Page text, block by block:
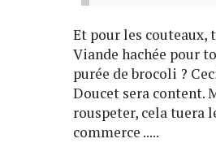
Et pour les couteaux,
Viande hachée pour
purée de brocoli ?
Doucet sera content.
rouspeter, cela tuera
commerce .....